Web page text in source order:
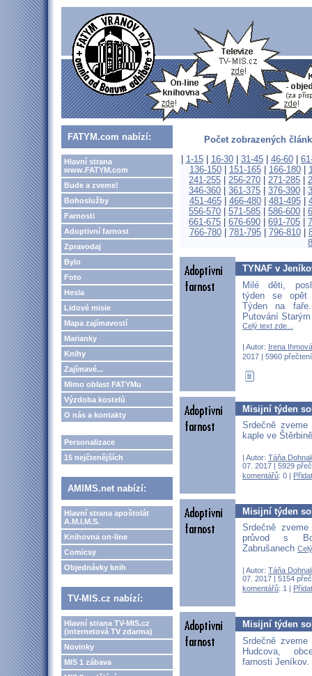
FATYM.com nabízí:
Hlavní strana
www.FATYM.com
Bude a zveme!
Bohoslužby
Farnosti
Adoptivní farnost
Zpravodaj
Bylo
Foto
Hesla
Lidové misie
Mapa zajímavostí
Marianky
Knihy
Zajímavé...
Mimo oblast FATYMu
Výzdoba kostelů
O nás a kontakty
Personalizace
15 nejčtenějších
AMIMS.net nabízí:
Hlavní strana apoštolát
A.M.I.M.S.
Knihovna on-line
Comicsy
Objednávky knih
TV-MIS.cz nabízí:
Hlavní strana TV-MIS.cz
(internetová TV zdarma)
Novinky
MIS 1 zábava
Počet zobrazených
1-15| 16-30| 31-45| 46-60|
136-150| 151-165| 166-180|
241-255
256-270 271-285
346-360
361-375 376-390
451-465| 466-480| 481-495|
556-570
571-585 586-600
661-675
676-690 691-705
766-780| 781-795| 796-810|
TYNAF v
Milé děti,
týden se opět
Týden na
Putování
Celý text zde...
| Autor: Irena Ihmová
2017 | 5960
Misijní týden
Srdečně
kaple ve
| Autor: Táňa
07. 2017 | 5929
komentářů: 0 |
Misijní týden
Srdečně
průvod s
Zabrušanech
| Autor: Táňa
07. 2017 | 5154
komentářů: 1 |
Misijní týden
Srdečně
Hudcova,
farnosti Jeníkov.